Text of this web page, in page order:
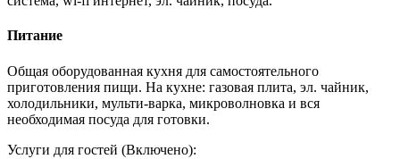
Питание
Общая оборудованная кухня для самостоятельного
приготовления пищи. На кухне: газовая плита, эл. чайник,
холодильники, мульти-варка, микроволновка и вся
необходимая посуда для готовки.
Услуги для гостей (Включено):